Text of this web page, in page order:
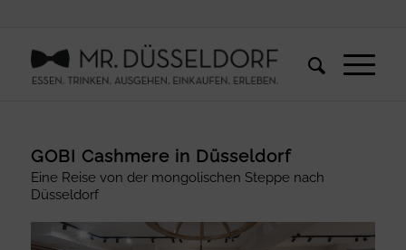
GOBI Cashmere in Düsseldorf
Eine Reise von der mongolischen Steppe nach
Düsseldorf